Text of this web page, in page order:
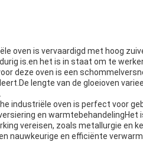
oven is vervaardigd met hoog
is.en het is in staat om te
deze oven is een
lengte van de gloeioven
industriële oven is perfect voor
en warmtebehandelingHet
vereisen, zoals metallurgie en
nauwkeurige en efficiënte